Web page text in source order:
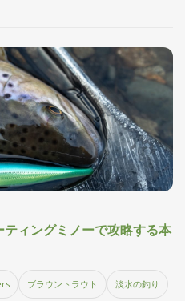
ィングミノーで攻略する本
ブラウントラウト 淡水の釣り